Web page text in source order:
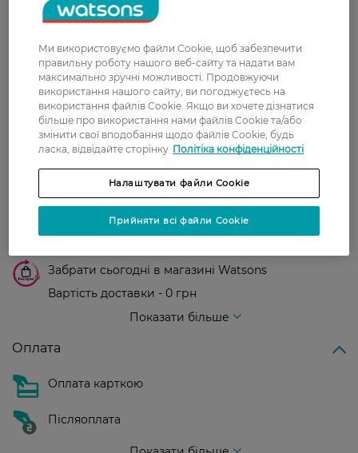
Показати ще
Доставка
Нова пошта
У відділення Нової пошти - 99 грн,
Укрпошта
Вартість доставки - 79 грн, безкоштовна
Забрати сьогодні в магазині Watsons
Вартість доставки - 0 грн
Показати більше
Оплата
Оплата карткою
Післяоплата
Ми використовуємо файли Cookie, щоб забезпечити
правильну роботу нашого веб-сайту та надати вам
максимально зручні можливості. Продовжуючи
використання нашого сайту, ви погоджуєтесь на
використання файлів Cookie. Якщо ви хочете дізнатися
більше про використання нами файлів Cookie та/або
змінити свої вподобання щодо файлів Cookie, будь
ласка, відвідайте сторінку Політіка конфіденційності
Налаштувати файли Cookie
Прийняти всі файли Cookie